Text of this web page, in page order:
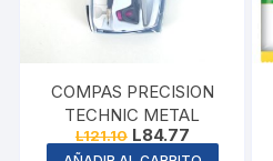
COMPAS PRECISION
TECHNIC METAL
L121.10 Original
price
L84.77Current
price